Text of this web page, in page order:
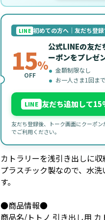
LINE 初めての方へ｜友だち登
15%
OFF
公式LINEの友だ
ーポンをプレゼ
金額制限なし
お一人さま1回ま
LINE 友だち追加して
友だち登録後、トーク画面にクーポ
でご利用ください。
カトラリーを浅引き出しに収
プラスチック製なので、水
す。
●商品情報●
商品名/トトノ 引き出し用 カ